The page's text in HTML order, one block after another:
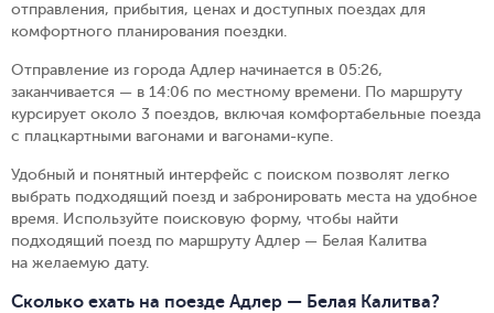
отправления, прибытия, ценах и доступных поездах для
комфортного планирования поездки.
Отправление из города Адлер начинается в 05:26,
заканчивается — в 14:06 по местному времени. По маршруту
курсирует около 3 поездов, включая комфортабельные поезда
с плацкартными вагонами и вагонами-купе.
Удобный и понятный интерфейс с поиском позволят легко
выбрать подходящий поезд и забронировать места на удобное
время. Используйте поисковую форму, чтобы найти
подходящий поезд по маршруту Адлер — Белая Калитва
на желаемую дату.
Сколько ехать на поезде Адлер — Белая Калитва?